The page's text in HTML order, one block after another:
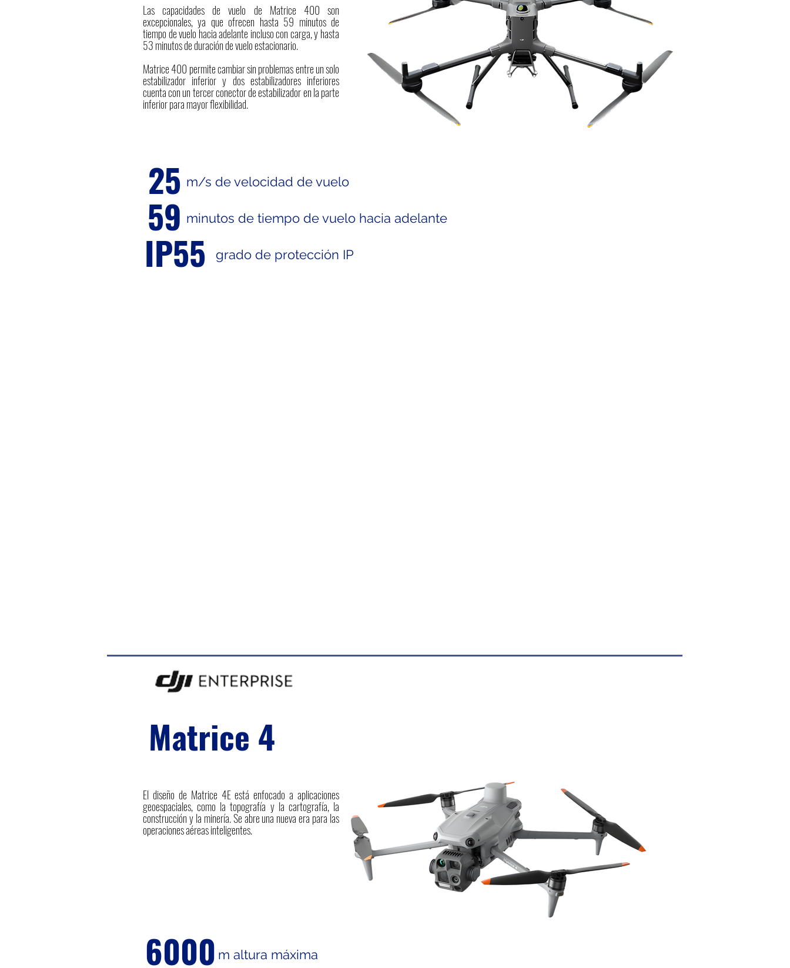
Las capacidades de vuelo de Matrice 400 son
excepcionales, ya que ofrecen hasta 59 minutos de
tiempo de vuelo hacia adelante incluso con carga, y hasta
53 minutos de duración de vuelo estacionario.
Matrice 400 permite cambiar sin problemas entre un solo
estabilizador inferior y dos estabilizadores inferiores
cuenta con un tercer conector de estabilizador en la parte
inferior para mayor flexibilidad.
25 m/s de velocidad de vuelo
59 minutos de tiempo de vuelo hacia adelante
IP55 grado de protección IP
6000
Matrice 4
El diseño de Matrice 4E está enfocado a aplicaciones
geoespaciales, como la topografía y la cartografía, la
construcción y la minería. Se abre una nueva era para las
operaciones aéreas inteligentes.
m altura máxima